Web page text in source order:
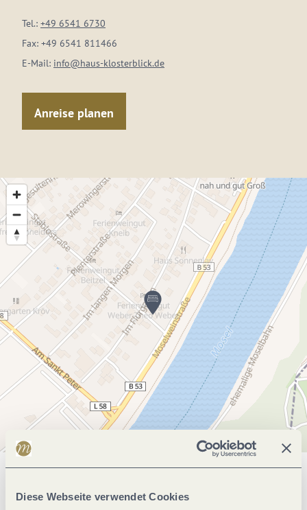
Diese Webseite verwendet Cookies
Tel.: +49 6541 6730
Fax: +49 6541 811466
E-Mail: info@haus-klosterblick.de
Anreise planen